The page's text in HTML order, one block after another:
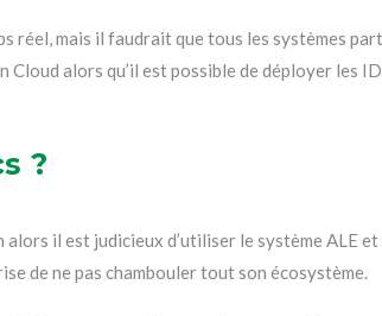
réel, mais il faudrait que tous les systèmes
Cloud alors qu’il est possible de déployer les
?
il est judicieux d’utiliser le système ALE
de ne pas chambouler tout son écosystème.